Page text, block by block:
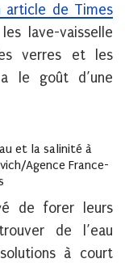
article de Times
lave-vaisselle
verres et les
le goût d’une
et la salinité à
Agence France-
de forer leurs
de l’eau
à court